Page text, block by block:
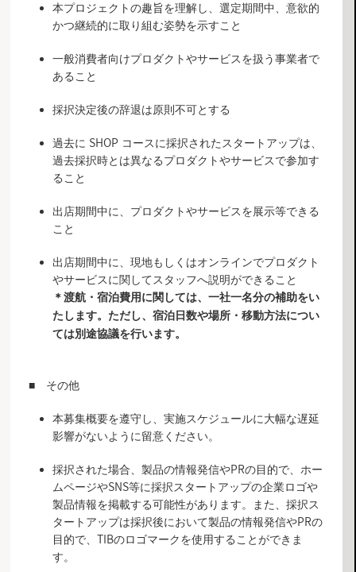
本プロジェクトの趣旨を理解し、選定期間中、意欲的
かつ継続的に取り組む姿勢を示すこと
一般消費者向けプロダクトやサービスを扱う事業者で
あること
採択決定後の辞退は原則不可とする
過去に SHOP コースに採択されたスタートアップは、
過去採択時とは異なるプロダクトやサービスで参加す
ること
出店期間中に、プロダクトやサービスを展示等できる
こと
出店期間中に、現地もしくはオンラインでプロダクト
やサービスに関してスタッフへ説明ができること
＊渡航・宿泊費用に関しては、一社一名分の補助をい
たします。ただし、宿泊日数や場所・移動方法につい
ては別途協議を行います。
■ その他
本募集概要を遵守し、実施スケジュールに大幅な遅延
影響がないように留意ください。
採択された場合、製品の情報発信やPRの目的で、ホー
ムページやSNS等に採択スタートアップの企業ロゴや
製品情報を掲載する可能性があります。また、採択ス
タートアップは採択後において製品の情報発信やPRの
目的で、TIBのロゴマークを使用することができま
す。